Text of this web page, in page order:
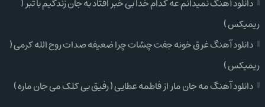
دانلود آهنگ نمیدانم عه کدام خدا بی خبر افتاد به جان زندگیم با تبر (
ریمیکس )
دانلود آهنگ غرق خونه جفت چشات چرا ضعیفه صدات روح الله کرمی (
ریمیکس )
دانلود آهنگ مه جان مار از فاطمه عطایی ( رفیق بی کلک می جان ماره )